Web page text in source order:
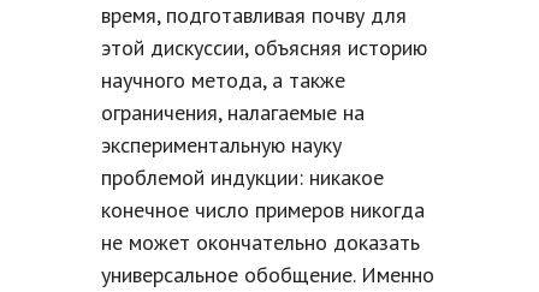
время, подготавливая почву для
этой дискуссии, объясняя историю
научного метода, а также
ограничения, налагаемые на
экспериментальную науку
проблемой индукции: никакое
конечное число примеров никогда
не может окончательно доказать
универсальное обобщение. Именно